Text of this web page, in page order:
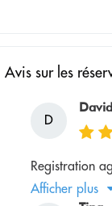
Avis sur les
D
David
Registration
Afficher plus